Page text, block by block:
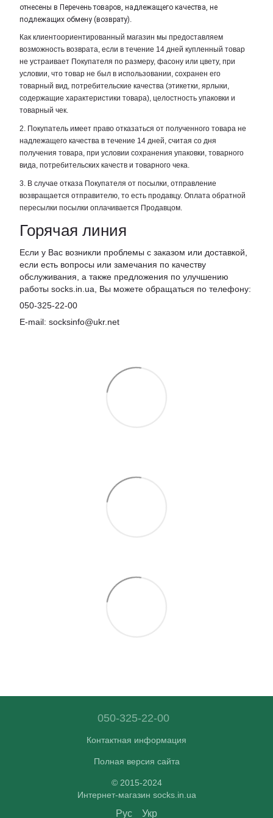
отнесены в Перечень товаров, надлежащего качества, не
подлежащих обмену (возврату).
Как клиентоориентированный магазин мы предоставляем
возможность возврата, если в течение 14 дней купленный товар
не устраивает Покупателя по размеру, фасону или цвету, при
условии, что товар не был в использовании, сохранен его
товарный вид, потребительские качества (этикетки, ярлыки,
содержащие характеристики товара), целостность упаковки и
товарный чек.
2. Покупатель имеет право отказаться от полученного товара не
надлежащего качества в течение 14 дней, считая со дня
получения товара, при условии сохранения упаковки, товарного
вида, потребительских качеств и товарного чека.
3. В случае отказа Покупателя от посылки, отправление
возвращается отправителю, то есть продавцу. Оплата обратной
пересылки посылки оплачивается Продавцом.
Горячая линия
Если у Вас возникли проблемы с заказом или доставкой,
если есть вопросы или замечания по качеству
обслуживания, а также предложения по улучшению
работы socks.in.ua, Вы можете обращаться по телефону:
050-325-22-00
E-mail: socksinfo@ukr.net
050-325-22-00
Контактная информация
Полная версия сайта
© 2015-2024
Интернет-магазин socks.in.ua
Рус Укр